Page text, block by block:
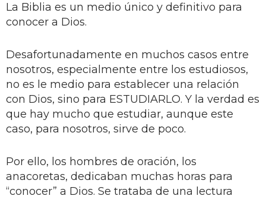
La Biblia es un medio único y definitivo para
conocer a Dios.
Desafortunadamente en muchos casos entre
nosotros, especialmente entre los estudiosos,
no es le medio para establecer una relación
con Dios, sino para ESTUDIARLO. Y la verdad es
que hay mucho que estudiar, aunque este
caso, para nosotros, sirve de poco.
Por ello, los hombres de oración, los
anacoretas, dedicaban muchas horas para
“conocer” a Dios. Se trataba de una lectura